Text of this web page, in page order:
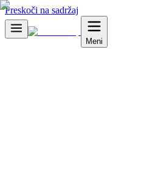
Preskoči na sadržaj
Meni